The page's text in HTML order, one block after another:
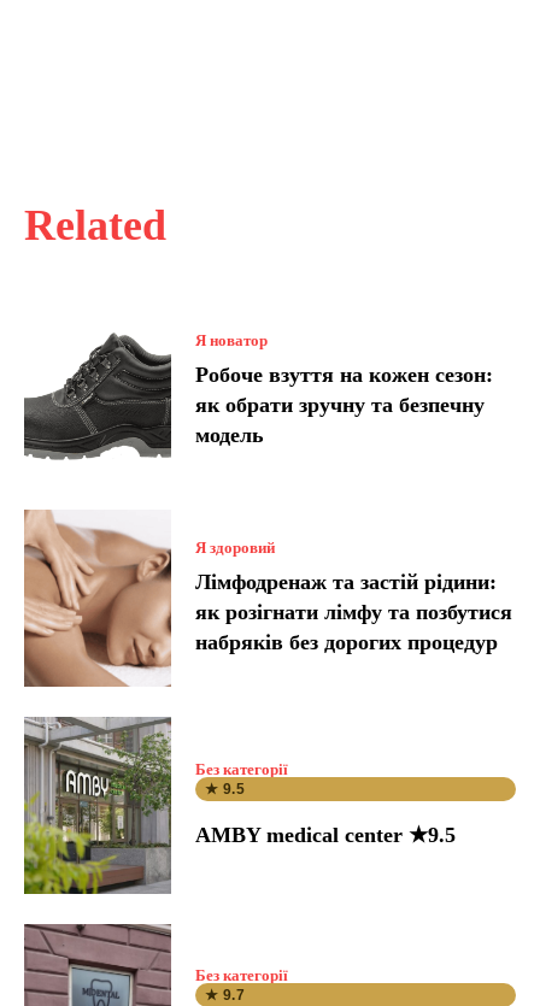
Related
Я новатор
Робоче взуття на кожен сезон:
як обрати зручну та безпечну
модель
Я здоровий
Лімфодренаж та застій рідини:
як розігнати лімфу та позбутися
набряків без дорогих процедур
Без категорії
★ 9.5
AMBY medical center ★9.5
Без категорії
★ 9.7